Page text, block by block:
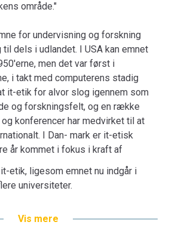
omkring tre hovedemner.
det lægger på arbejdslivet samt
B- hold. Det andet hovedemne om
udgangspunkt i bl.a. det Etiske
at afklare adgangen til journalerne
sundhedswebsites i det
hovedemne er om børn og
mellem børn og forældre
Køb 3 Bøger - Betal For 2
område."
for undervisning og forskning
til dels i udlandet. I USA kan emnet
men det var først i
i takt med computerens stadig
it-etik for alvor slog igennem som
og forskningsfelt, og en række
konferencer har medvirket til at
I Dan- mark er it-etisk
år kommet i fokus i kraft af
etik, ligesom emnet nu indgår i
universiteter.
med antologien er naturligvis at
Vis mere